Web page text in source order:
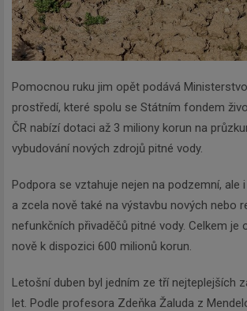
Pomocnou ruku jim opět podává
prostředí, které spolu se Státním fondem
ČR nabízí dotaci až 3 miliony korun na
vybudování nových zdrojů pitné vody.
Podpora se vztahuje nejen na podzemní, ale
a zcela nově také na výstavbu nových nebo
nefunkčních přivaděčů pitné vody. Celkem je
nově k dispozici 600 milionů korun.
Letošní duben byl jedním ze tří nejteplejších
let. Podle profesora Zdeňka Žaluda z